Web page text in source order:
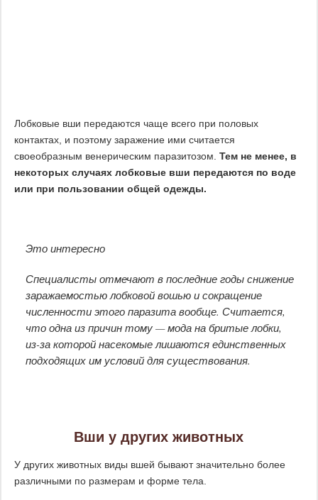
Лобковые вши передаются чаще всего при половых
контактах, и поэтому заражение ими считается
своеобразным венерическим паразитозом. Тем не менее, в
некоторых случаях лобковые вши передаются по воде
или при пользовании общей одежды.
Это интересно
Специалисты отмечают в последние годы снижение
заражаемостью лобковой вошью и сокращение
численности этого паразита вообще. Считается,
что одна из причин тому — мода на бритые лобки,
из-за которой насекомые лишаются единственных
подходящих им условий для существования.
Вши у других животных
У других животных виды вшей бывают значительно более
различными по размерам и форме тела.